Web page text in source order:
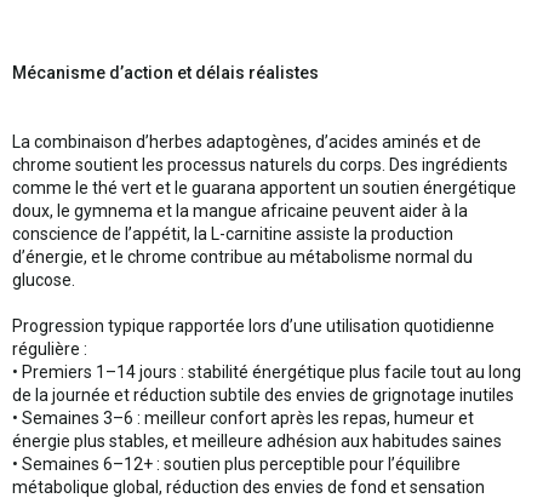
Mécanisme d’action et délais réalistes
La combinaison d’herbes adaptogènes, d’acides aminés et de
chrome soutient les processus naturels du corps. Des ingrédients
comme le thé vert et le guarana apportent un soutien énergétique
doux, le gymnema et la mangue africaine peuvent aider à la
conscience de l’appétit, la L-carnitine assiste la production
d’énergie, et le chrome contribue au métabolisme normal du
glucose.
Progression typique rapportée lors d’une utilisation quotidienne
régulière :
• Premiers 1–14 jours : stabilité énergétique plus facile tout au long
de la journée et réduction subtile des envies de grignotage inutiles
• Semaines 3–6 : meilleur confort après les repas, humeur et
énergie plus stables, et meilleure adhésion aux habitudes saines
• Semaines 6–12+ : soutien plus perceptible pour l’équilibre
métabolique global, réduction des envies de fond et sensation